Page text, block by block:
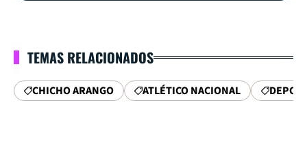
TEMAS RELACIONADOS
CHICHO ARANGO ATLÉTICO NACIONAL